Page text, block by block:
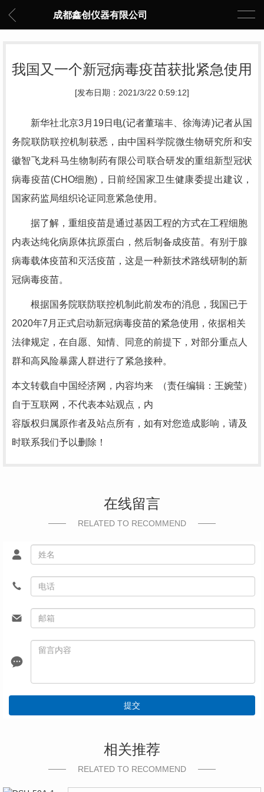
成都鑫创仪器有限公司
我国又一个新冠病毒疫苗获批紧急使用
[发布日期：2021/3/22 0:59:12]
新华社北京3月19日电(记者董瑞丰、徐海涛)记者从国
务院联防联控机制获悉，由中国科学院微生物研究所和安
徽智飞龙科马生物制药有限公司联合研发的重组新型冠状
病毒疫苗(CHO细胞)，日前经国家卫生健康委提出建议，
国家药监局组织论证同意紧急使用。
据了解，重组疫苗是通过基因工程的方式在工程细胞
内表达纯化病原体抗原蛋白，然后制备成疫苗。有别于腺
病毒载体疫苗和灭活疫苗，这是一种新技术路线研制的新
冠病毒疫苗。
根据国务院联防联控机制此前发布的消息，我国已于
2020年7月正式启动新冠病毒疫苗的紧急使用，依据相关
法律规定，在自愿、知情、同意的前提下，对部分重点人
群和高风险暴露人群进行了紧急接种。
（责任编辑：王婉莹）
本文转载自中国经济网，内容均来
自于互联网，不代表本站观点，内
容版权归属原作者及站点所有，如有对您造成影响，请及
时联系我们予以删除！
在线留言
RELATED TO RECOMMEND
提交
相关推荐
RELATED TO RECOMMEND